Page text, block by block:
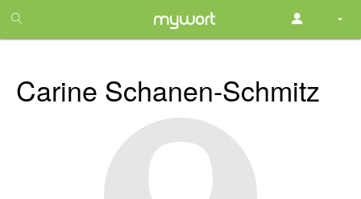
month
free
Carine Schanen-Schmitz